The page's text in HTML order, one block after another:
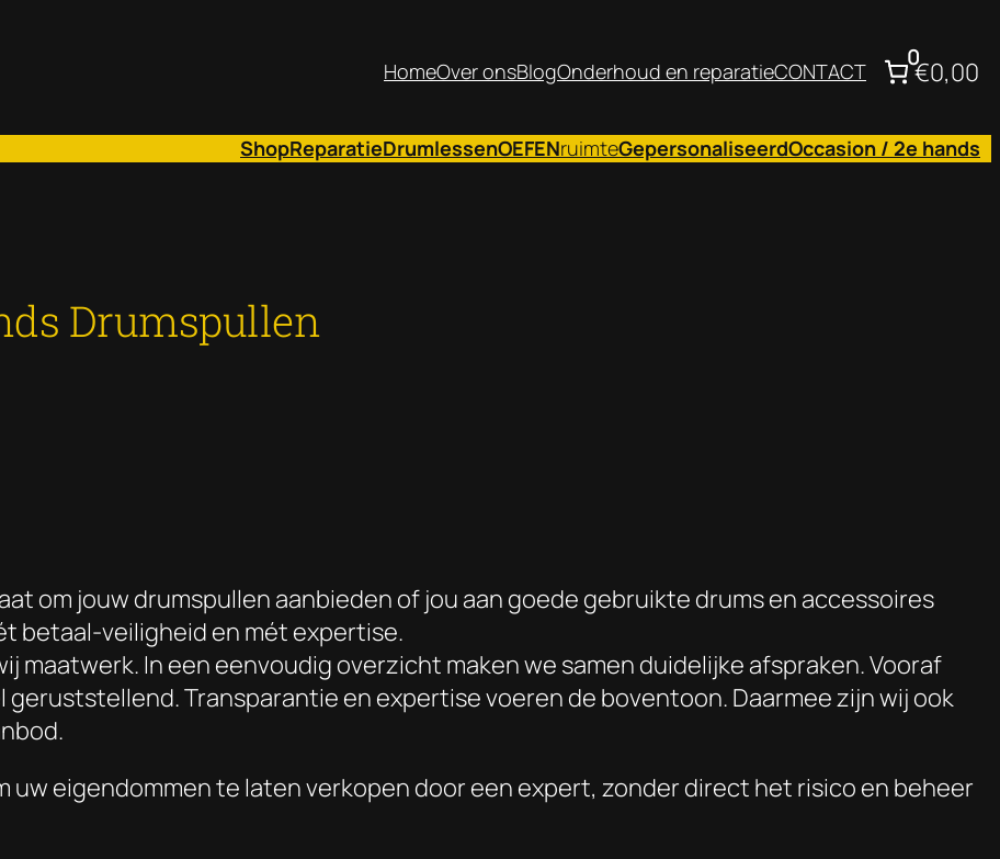
HomeOver onsBlogOnderhoud en reparatieCONTACT 0€0,00
ShopReparatieDrumlessenOEFENruimteGepersonaliseerdOccasion / 2e hands
Drumspullen
om jouw drumspullen aanbieden of jou aan goede gebruikte drums en accessoires
betaal-veiligheid en mét expertise.
maatwerk. In een eenvoudig overzicht maken we samen duidelijke afspraken. Vooraf
Transparantie en expertise voeren de boventoon. Daarmee zijn wij ook
eigendommen te laten verkopen door een expert, zonder direct het risico en beheer